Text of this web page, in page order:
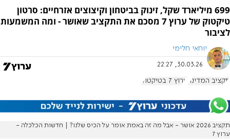
699 מיליארד שקל, זינוק בביטחון וקיצוצים אזרחיים: סרטון
טיקטוק של ערוץ 7 מסכם את התקציב שאושר - ומה המשמעות
לציבור
יוחאי חלימי
30.03.26, 22:27
תקציב המדינה ערוץ 7 בטיקטוק
תקציב 2026 אושר - אבל מה זה באמת אומר על הכיס שלנו? | חדשות הכלכלה -
ערוץ 7